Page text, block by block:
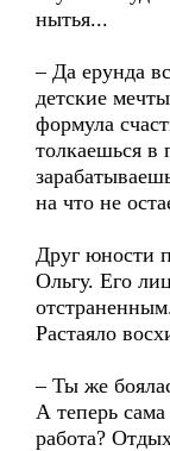
нытья...
– Да ерунда
детские
формула
толкаешься в
на что не
Друг юности
Ольгу. Его
Растаяло
– Ты же
А теперь
работа?